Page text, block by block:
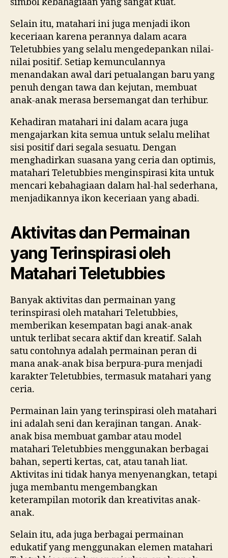
Selain itu, matahari ini juga menjadi ikon
keceriaan karena perannya dalam acara
Teletubbies yang selalu mengedepankan nilai-
nilai positif. Setiap kemunculannya
menandakan awal dari petualangan baru yang
penuh dengan tawa dan kejutan, membuat
anak-anak merasa bersemangat dan terhibur.
Kehadiran matahari ini dalam acara juga
mengajarkan kita semua untuk selalu melihat
sisi positif dari segala sesuatu. Dengan
menghadirkan suasana yang ceria dan optimis,
matahari Teletubbies menginspirasi kita untuk
mencari kebahagiaan dalam hal-hal sederhana,
menjadikannya ikon keceriaan yang abadi.
Aktivitas dan Permainan
yang Terinspirasi oleh
Matahari Teletubbies
Banyak aktivitas dan permainan yang
terinspirasi oleh matahari Teletubbies,
memberikan kesempatan bagi anak-anak
untuk terlibat secara aktif dan kreatif. Salah
satu contohnya adalah permainan peran di
mana anak-anak bisa berpura-pura menjadi
karakter Teletubbies, termasuk matahari yang
ceria.
Permainan lain yang terinspirasi oleh matahari
ini adalah seni dan kerajinan tangan. Anak-
anak bisa membuat gambar atau model
matahari Teletubbies menggunakan berbagai
bahan, seperti kertas, cat, atau tanah liat.
Aktivitas ini tidak hanya menyenangkan, tetapi
juga membantu mengembangkan
keterampilan motorik dan kreativitas anak-
anak.
Selain itu, ada juga berbagai permainan
edukatif yang menggunakan elemen matahari